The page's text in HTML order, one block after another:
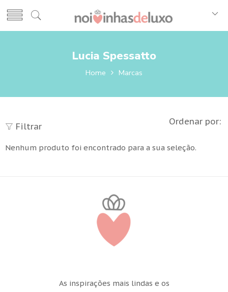
Lucia Spessatto
Home Marcas
Filtrar Ordenar por:
Nenhum produto foi encontrado para a sua seleção.
As inspirações mais lindas e os